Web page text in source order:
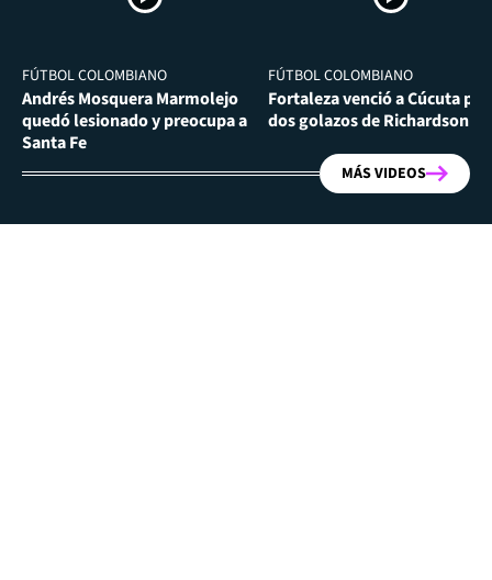
FÚTBOL COLOMBIANO
Andrés Mosquera Marmolejo
quedó lesionado y preocupa a
Santa Fe
FÚTBOL COLOMBIANO
Fortaleza venció a Cúcuta por
dos golazos de Richardson
MÁS VIDEOS